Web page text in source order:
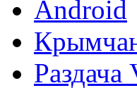
Android